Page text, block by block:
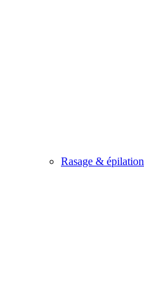
Rasage & épilation